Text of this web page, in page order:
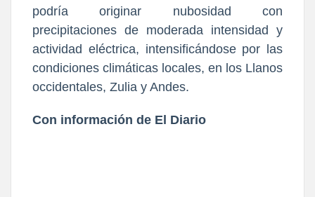
podría originar nubosidad con
precipitaciones de moderada intensidad y
actividad eléctrica, intensificándose por las
condiciones climáticas locales, en los Llanos
occidentales, Zulia y Andes.
Con información de El Diario